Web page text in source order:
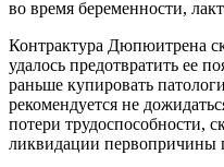
во время беременности,
Контрактура Дюпюитрена
удалось предотвратить ее
раньше купировать
рекомендуется не
потери трудоспособности,
ликвидации первопричины